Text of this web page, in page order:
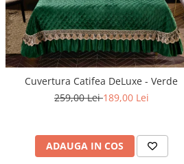
Cuvertura Catifea DeLuxe - Verde
259,00 Lei189,00 Lei
ADAUGA IN COS